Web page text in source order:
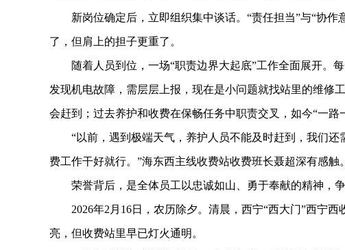
新岗位确定后，立即组织集中谈话。“责任担当”与“协作
了，但肩上的担子更重了。
随着人员到位，一场“职责边界大起底”工作全面展开。
发现机电故障，需层层上报，现在是小问题就找站里的维修
会赶到；过去养护和收费在保畅任务中职责交叉，如今“一路
“以前，遇到极端天气，养护人员不能及时赶到，我们还
费工作干好就行。”海东西主线收费站收费班长聂超深有感触。
荣誉背后，是全体员工以忠诚如山、勇于奉献的精神，争
2026年2月16日，农历除夕。清晨，西宁“西大门”西宁西
亮，但收费站里早已灯火通明。